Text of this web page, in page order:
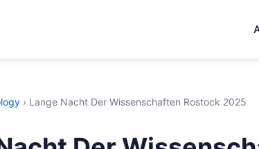
› Lange Nacht Der Wissenschaften Rostock 2025